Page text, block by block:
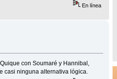
En línea
con Soumaré y Hannibal,
casi ninguna alternativa lógica.